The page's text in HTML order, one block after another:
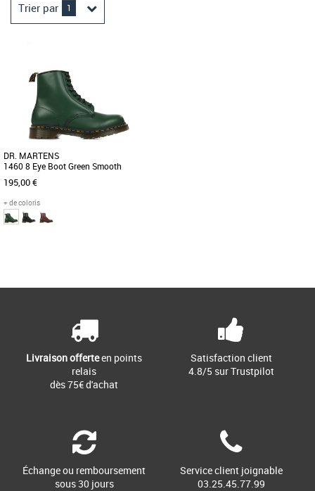
Trier par 1
DR. MARTENS
1460 8 Eye Boot Green Smooth
195,00 €
+ de coloris
Livraison offerteen points
relais
dès 75€ d'achat
Satisfaction client
4.8/5 sur Trustpilot
Échange ou remboursement
sous 30 jours
Service client joignable
03.25.45.77.99